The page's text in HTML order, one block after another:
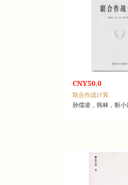
CNY50.0
联合作战计算
孙儒凌，韩林，靳小